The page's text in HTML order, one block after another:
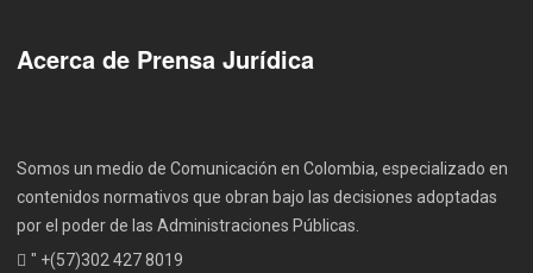
Acerca de Prensa Jurídica
Somos un medio de Comunicación en Colombia, especializado en
contenidos normativos que obran bajo las decisiones adoptadas
por el poder de las Administraciones Públicas.
" +(57)302 427 8019